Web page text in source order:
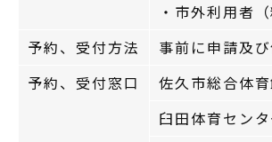
・市外利用者
予約、受付方法
事前に申請及
予約、受付窓口
佐久市総合体
臼田体育セン